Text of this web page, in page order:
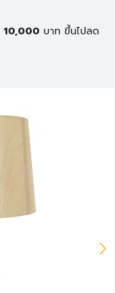
10,000 บาท ขึ้นไปลด